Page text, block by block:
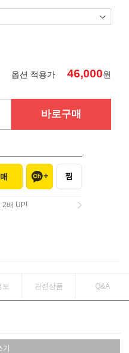
옵션 적용가 46,000원
바로구매
2배 UP!
보 관련상품 Q&A